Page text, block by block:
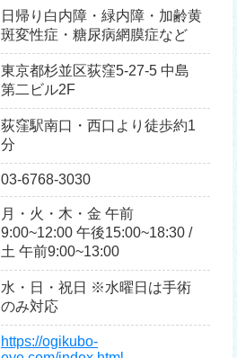
日帰り白内障・緑内障・加齢黄
斑変性症・糖尿病網膜症など
東京都杉並区荻窪5-27-5 中島
第二ビル2F
荻窪駅南口・西口より徒歩約1
分
03-6768-3030
月・火・木・金 午前
9:00~12:00 午後15:00~18:30 /
土 午前9:00~13:00
水・日・祝日 ※水曜日は手術
のみ対応
https://ogikubo-